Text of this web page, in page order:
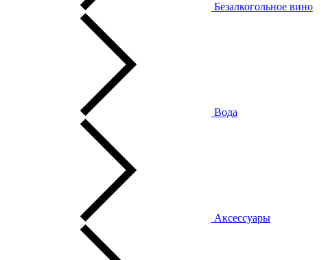
Безалкогольное вино
Вода
Аксессуары